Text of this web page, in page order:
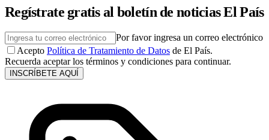
Regístrate gratis al boletín de noticias El País
Por favor ingresa un correo electrónico
Acepto Política de Tratamiento de Datos de El País.
Recuerda aceptar los términos y condiciones para continuar.
INSCRÍBETE AQUÍ